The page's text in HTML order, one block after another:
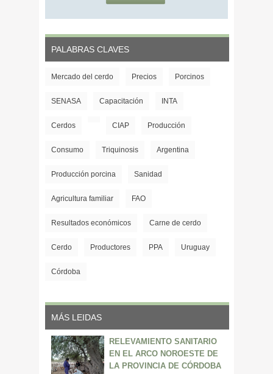
PALABRAS CLAVES
Mercado del cerdo Precios Porcinos
SENASA Capacitación INTA
Cerdos CIAP Producción
Consumo Triquinosis Argentina
Producción porcina Sanidad
Agricultura familiar FAO
Resultados económicos Carne de cerdo
Cerdo Productores PPA Uruguay
Córdoba
MÁS LEIDAS
RELEVAMIENTO SANITARIO
EN EL ARCO NOROESTE DE
LA PROVINCIA DE CÓRDOBA